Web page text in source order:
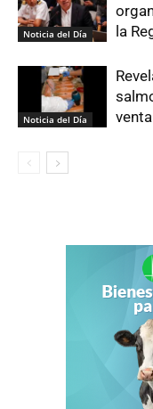
Noticia del Día
la
Noticia del Día
venta